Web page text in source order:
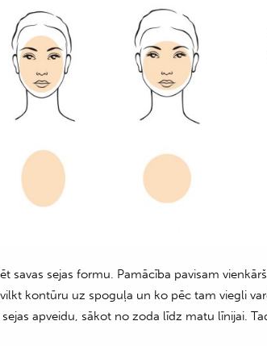
savas sejas formu. Pamācība pavisam
kontūru uz spoguļa un ko pēc tam viegli
apveidu, sākot no zoda līdz matu līnijai.